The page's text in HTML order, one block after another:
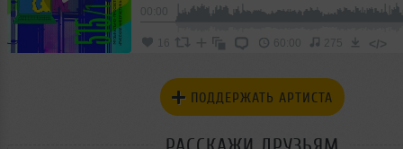
16 60:00 275 </>
ПОДДЕРЖАТЬ АРТИСТА